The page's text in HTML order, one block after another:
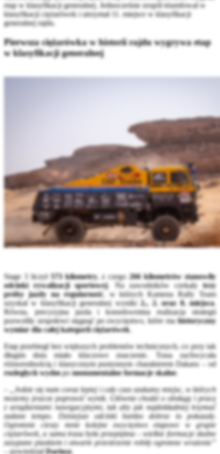
etap w klasyfikacji generalnej. Jednocześnie zespół triumfował w
klasyfikacji ciężarówek i utrzymał 11. miejsce w klasyfikacji
generalnej rajdu.
Pierwsza ciężarówka w historii rajdu wygrywa etap
w klasyfikacji generalnej
Stage 3 liczył 573 kilometry, z czego 266 kilometrów stanowiły
odcinki rywalizacji sportowej. Na zawodników czekałytrzy
próby jazdy na regularność, w których Kamena Rally Team
uzyskał w klasyfikacji generalnej wyniki 2., 2. oraz 8. miejsca.
Równa, precyzyjna jazda i konsekwentna realizacja strategii
pozwoliły zespołowi sięgnąć po zwycięstwo, które mahistoryczny
wymiar dla całej kategorii ciężarówek.
Etap przebiegł bez większych problemów technicznych, co przy tak
długim dniu miało kluczowe znaczenie. Trasa zachwycała
różnorodnością i klasycznym pustynnym charakterem Dakaru – od
rozległych wydmpomonumentalne formacje skalne.
„Jedzie się nam coraz lepiej i cały czas szukamy miejsc, w których
możemy jeszcze poprawić wynik. Głównie chodzi o obsługę i pracę
z urządzeniami nawigacyjnymi, tak aby jak najdokładniej trzymać
zadane tempo. Dzisiejsze odcinki bardzo dobrze to pokazały.
Ogromnie cieszy mnie kolejne zwycięstwo etapowe w grupie
ciężarówek, a sama trasa była przepiękna – wielkie formacje skalne
zasypane piaskiem i otwarte przestrzenie robiły ogromne wrażenie”
– powiedziałDariusz.